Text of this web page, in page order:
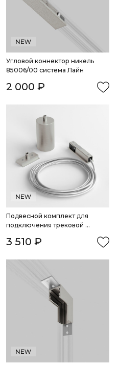
Угловой коннектор никель
85006/00 система Лайн
2 000 ₽
Подвесной комплект для
подключения трековой
никель (боковой) 85009/00
3 510 ₽